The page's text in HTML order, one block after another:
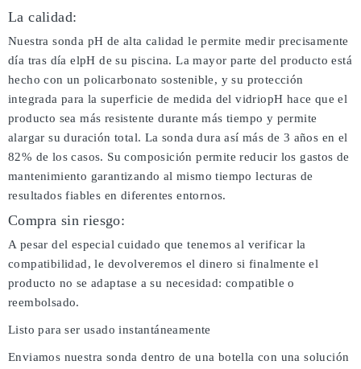
La calidad:
Nuestra sonda pH de alta calidad le permite medir precisamente
día tras día elpH de su piscina. La mayor parte del producto está
hecho con un policarbonato sostenible, y su protección
integrada para la superficie de medida del vidriopH hace que el
producto sea más resistente durante más tiempo y permite
alargar su duración total. La sonda dura así más de 3 años en el
82% de los casos. Su composición permite reducir los gastos de
mantenimiento garantizando al mismo tiempo lecturas de
resultados fiables en diferentes entornos.
Compra sin riesgo:
A pesar del especial cuidado que tenemos al verificar la
compatibilidad, le devolveremos el dinero si finalmente el
producto no se adaptase a su necesidad: compatible o
reembolsado.
Listo para ser usado instantáneamente
Enviamos nuestra sonda dentro de una botella con una solución